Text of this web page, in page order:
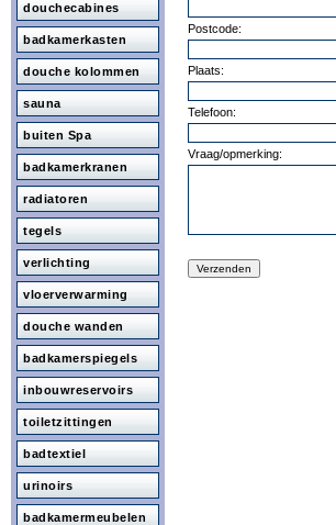
douchecabines
badkamerkasten
douche kolommen
sauna
buiten Spa
badkamerkranen
radiatoren
tegels
verlichting
vloerverwarming
douche wanden
badkamerspiegels
inbouwreservoirs
toiletzittingen
badtextiel
urinoirs
badkamermeubelen
Postcode:
Plaats:
Telefoon:
Vraag/opmerking: